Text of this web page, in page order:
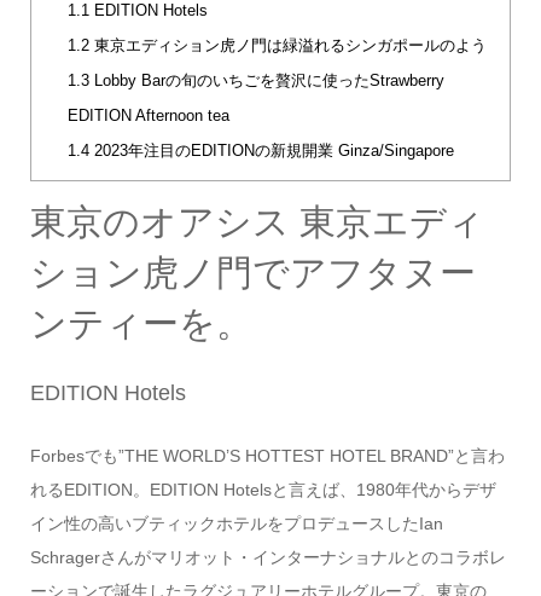
1.1EDITION Hotels
1.2東京エディション虎ノ門は緑溢れるシンガポールのよう
1.3Lobby Barの旬のいちごを贅沢に使ったStrawberry
EDITION Afternoon tea
1.42023年注目のEDITIONの新規開業 Ginza/Singapore
東京のオアシス 東京エディ
ション虎ノ門でアフタヌー
ンティーを。
EDITION Hotels
Forbesでも”THE WORLD’S HOTTEST HOTEL BRAND”と言わ
れるEDITION。EDITION Hotelsと言えば、1980年代からデザ
イン性の高いブティックホテルをプロデュースしたIan
Schragerさんがマリオット・インターナショナルとのコラボレ
ーションで誕生したラグジュアリーホテルグループ。東京の